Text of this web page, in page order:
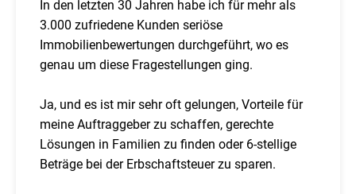
In den letzten 30 Jahren habe ich für mehr als
3.000 zufriedene Kunden seriöse
Immobilienbewertungen durchgeführt, wo es
genau um diese Fragestellungen ging.
Ja, und es ist mir sehr oft gelungen, Vorteile für
meine Auftraggeber zu schaffen, gerechte
Lösungen in Familien zu finden oder 6-stellige
Beträge bei der Erbschaftsteuer zu sparen.